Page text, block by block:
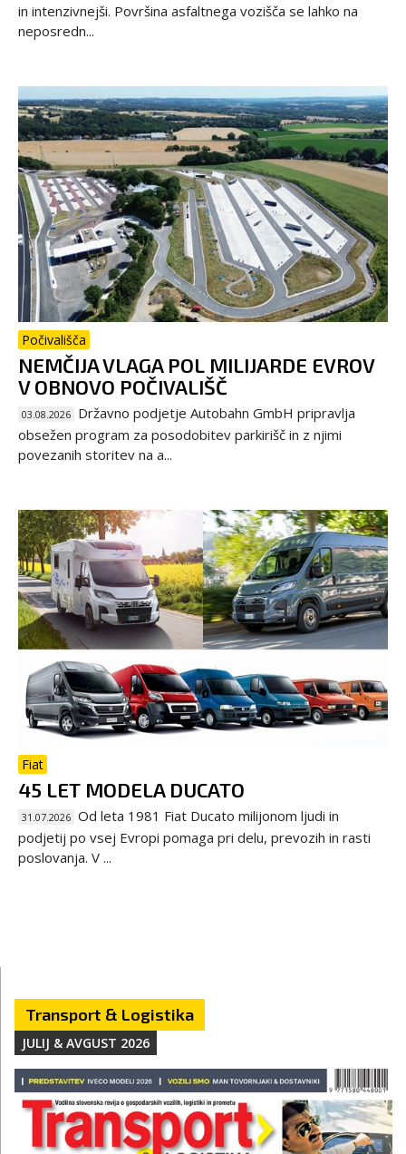
in intenzivnejši. Površina asfaltnega vozišča se lahko na
neposredn...
Počivališča
NEMČIJA VLAGA POL MILIJARDE EVROV
V OBNOVO POČIVALIŠČ
03.08.2026 Državno podjetje Autobahn GmbH pripravlja
obsežen program za posodobitev parkirišč in z njimi
povezanih storitev na a...
Fiat
45 LET MODELA DUCATO
31.07.2026 Od leta 1981 Fiat Ducato milijonom ljudi in
podjetij po vsej Evropi pomaga pri delu, prevozih in rasti
poslovanja. V ...
Transport & Logistika
JULIJ & AVGUST 2026